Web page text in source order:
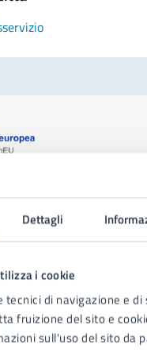
Dettagli
i cookie
tecnici di navigazione e di
fruizione del sito e
sull'uso del sito da